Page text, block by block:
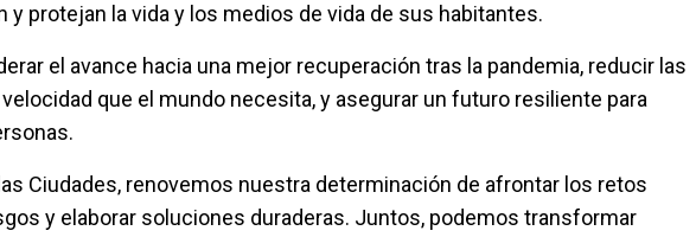
y protejan la vida y los medios de vida de sus habitantes.
el avance hacia una mejor recuperación tras la pandemia, reducir las
que el mundo necesita, y asegurar un futuro resiliente para
Ciudades, renovemos nuestra determinación de afrontar los retos
y elaborar soluciones duraderas. Juntos, podemos transformar